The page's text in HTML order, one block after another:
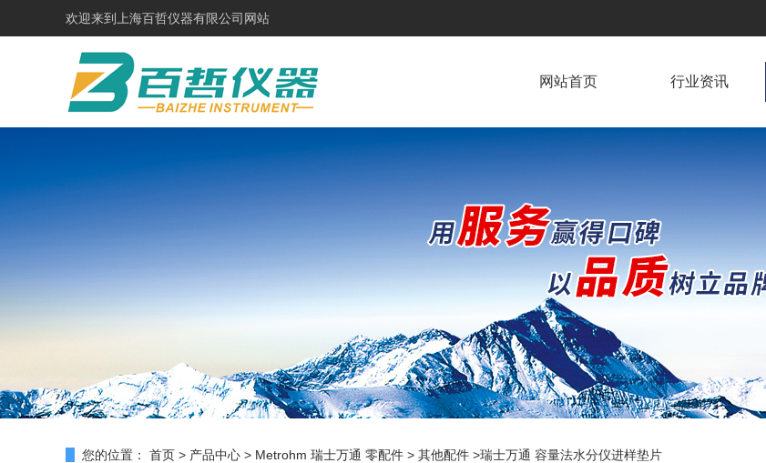
欢迎来到 上海百哲仪器有限公司网站
网站首页 行业资讯
您的位置： 首页 > 产品中心 > Metrohm 瑞士万通 零配件 > 其他配件 >瑞士万通 容量法水分仪进样垫片